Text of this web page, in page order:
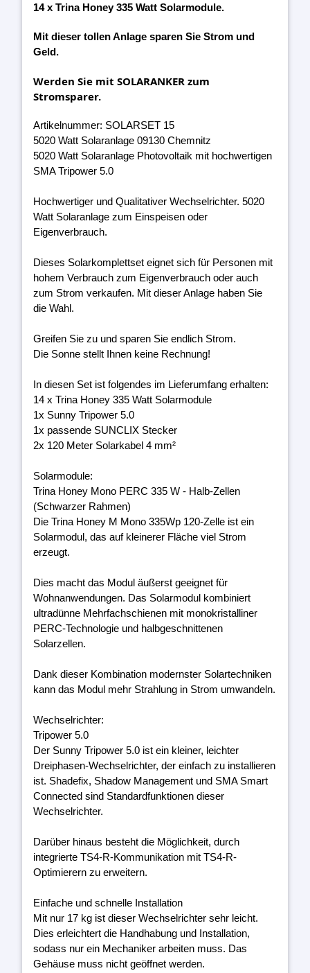
14 x Trina Honey 335 Watt Solarmodule.
Mit dieser tollen Anlage sparen Sie Strom und
Geld.
Werden Sie mit SOLARANKER zum
Stromsparer.
Artikelnummer: SOLARSET 15
5020 Watt Solaranlage 09130 Chemnitz
5020 Watt Solaranlage Photovoltaik mit hochwertigen
SMA Tripower 5.0
Hochwertiger und Qualitativer Wechselrichter. 5020
Watt Solaranlage zum Einspeisen oder
Eigenverbrauch.
Dieses Solarkomplettset eignet sich für Personen mit
hohem Verbrauch zum Eigenverbrauch oder auch
zum Strom verkaufen. Mit dieser Anlage haben Sie
die Wahl.
Greifen Sie zu und sparen Sie endlich Strom.
Die Sonne stellt Ihnen keine Rechnung!
In diesen Set ist folgendes im Lieferumfang erhalten:
14 x Trina Honey 335 Watt Solarmodule
1x Sunny Tripower 5.0
1x passende SUNCLIX Stecker
2x 120 Meter Solarkabel 4 mm²
Solarmodule:
Trina Honey Mono PERC 335 W - Halb-Zellen
(Schwarzer Rahmen)
Die Trina Honey M Mono 335Wp 120-Zelle ist ein
Solarmodul, das auf kleinerer Fläche viel Strom
erzeugt.
Dies macht das Modul äußerst geeignet für
Wohnanwendungen. Das Solarmodul kombiniert
ultradünne Mehrfachschienen mit monokristalliner
PERC-Technologie und halbgeschnittenen
Solarzellen.
Dank dieser Kombination modernster Solartechniken
kann das Modul mehr Strahlung in Strom umwandeln.
Wechselrichter:
Tripower 5.0
Der Sunny Tripower 5.0 ist ein kleiner, leichter
Dreiphasen-Wechselrichter, der einfach zu installieren
ist. Shadefix, Shadow Management und SMA Smart
Connected sind Standardfunktionen dieser
Wechselrichter.
Darüber hinaus besteht die Möglichkeit, durch
integrierte TS4-R-Kommunikation mit TS4-R-
Optimierern zu erweitern.
Einfache und schnelle Installation
Mit nur 17 kg ist dieser Wechselrichter sehr leicht.
Dies erleichtert die Handhabung und Installation,
sodass nur ein Mechaniker arbeiten muss. Das
Gehäuse muss nicht geöffnet werden.